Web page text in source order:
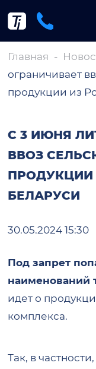
Главная
ограничивает
продукции из
С 3 ИЮНЯ
ВВОЗ
ПРОДУКЦИИ
БЕЛАРУСИ
30.05.2024 15:30
Под запрет
наименований
идет о
комплекса.
Так, в